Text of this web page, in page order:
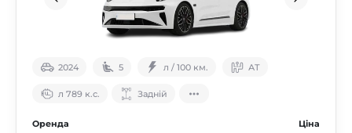
2024 5 л / 100 км. АТ
л 789 к.с. Задній
Оренда Ціна